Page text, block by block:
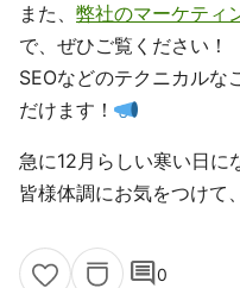
また、 弊社のマーケティ
で、ぜひご覧ください！
SEOなどのテクニカルな
だけます！
急に12月らしい寒い日に
皆様体調にお気をつけて
comment0